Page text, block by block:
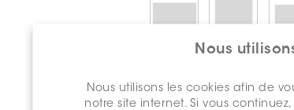
Nous
Nous utilisons les cookies afin de
notre site internet. Si vous